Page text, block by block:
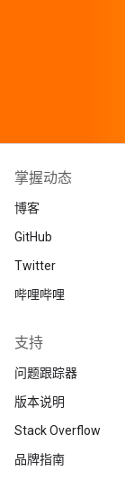
掌握动态
博客
GitHub
Twitter
哔哩哔哩
支持
问题跟踪器
版本说明
Stack Overflow
品牌指南